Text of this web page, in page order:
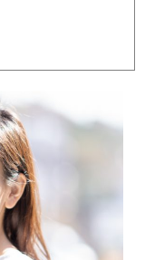
アヨガ開催
ラIZU」でキャンサ
ガ体験会開催